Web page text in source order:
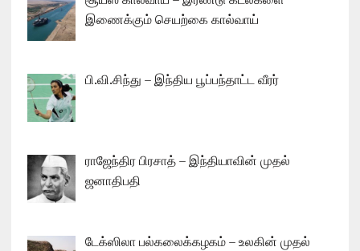
இணைக்கும் செயற்கை கால்வாய்
பி.வி.சிந்து – இந்திய பூப்பந்தாட்ட வீரர்
ராஜேந்திர பிரசாத் – இந்தியாவின் முதல்
ஜனாதிபதி
டேக்ஸிலா பல்கலைக்கழகம் – உலகின் முதல்